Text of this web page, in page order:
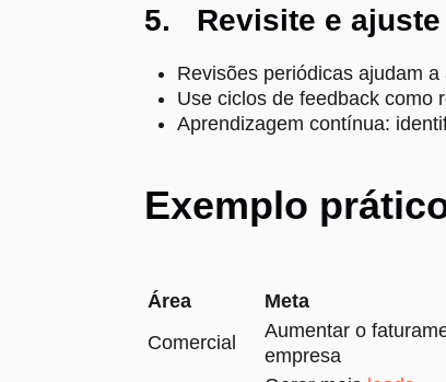
5. Revisite e ajuste
Revisões periódicas ajudam
Use ciclos de feedback como
Aprendizagem contínua:
Exemplo
Área Meta
Comercial
Aumentar o
empresa